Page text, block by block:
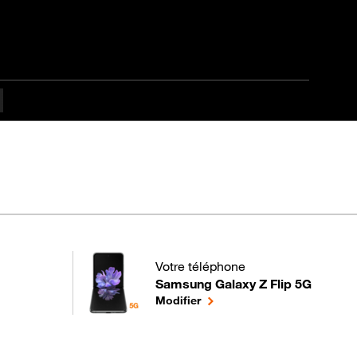
Votre téléphone
Samsung Galaxy Z Flip 5G
pour votre Samsung Galaxy Z Flip
Modifierle téléphone sélectionné